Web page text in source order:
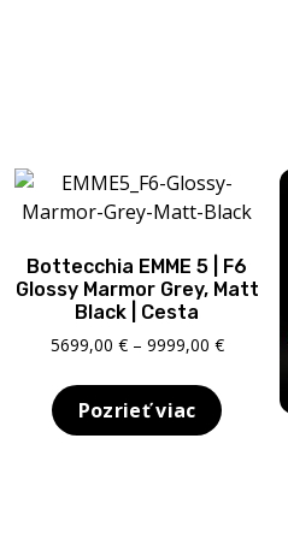
Bottecchia EMME 5 | F6
Glossy Marmor Grey, Matt
Black | Cesta
5699,00 € – 9999,00 €Price
through
Pozrieť viac